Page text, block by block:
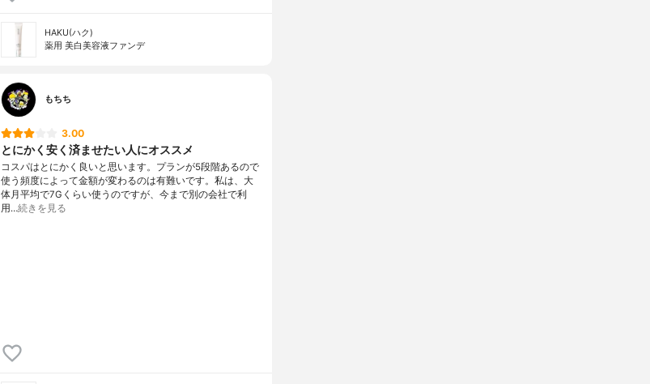
HAKU(ハク)
薬用 美白美容液ファンデ
もちち
3.00
とにかく安く済ませたい人にオススメ
コスパはとにかく良いと思います。プランが5段階あるので
使う頻度によって金額が変わるのは有難いです。私は、大
体月平均で7Gくらい使うのですが、今まで別の会社で利
用…続きを見る